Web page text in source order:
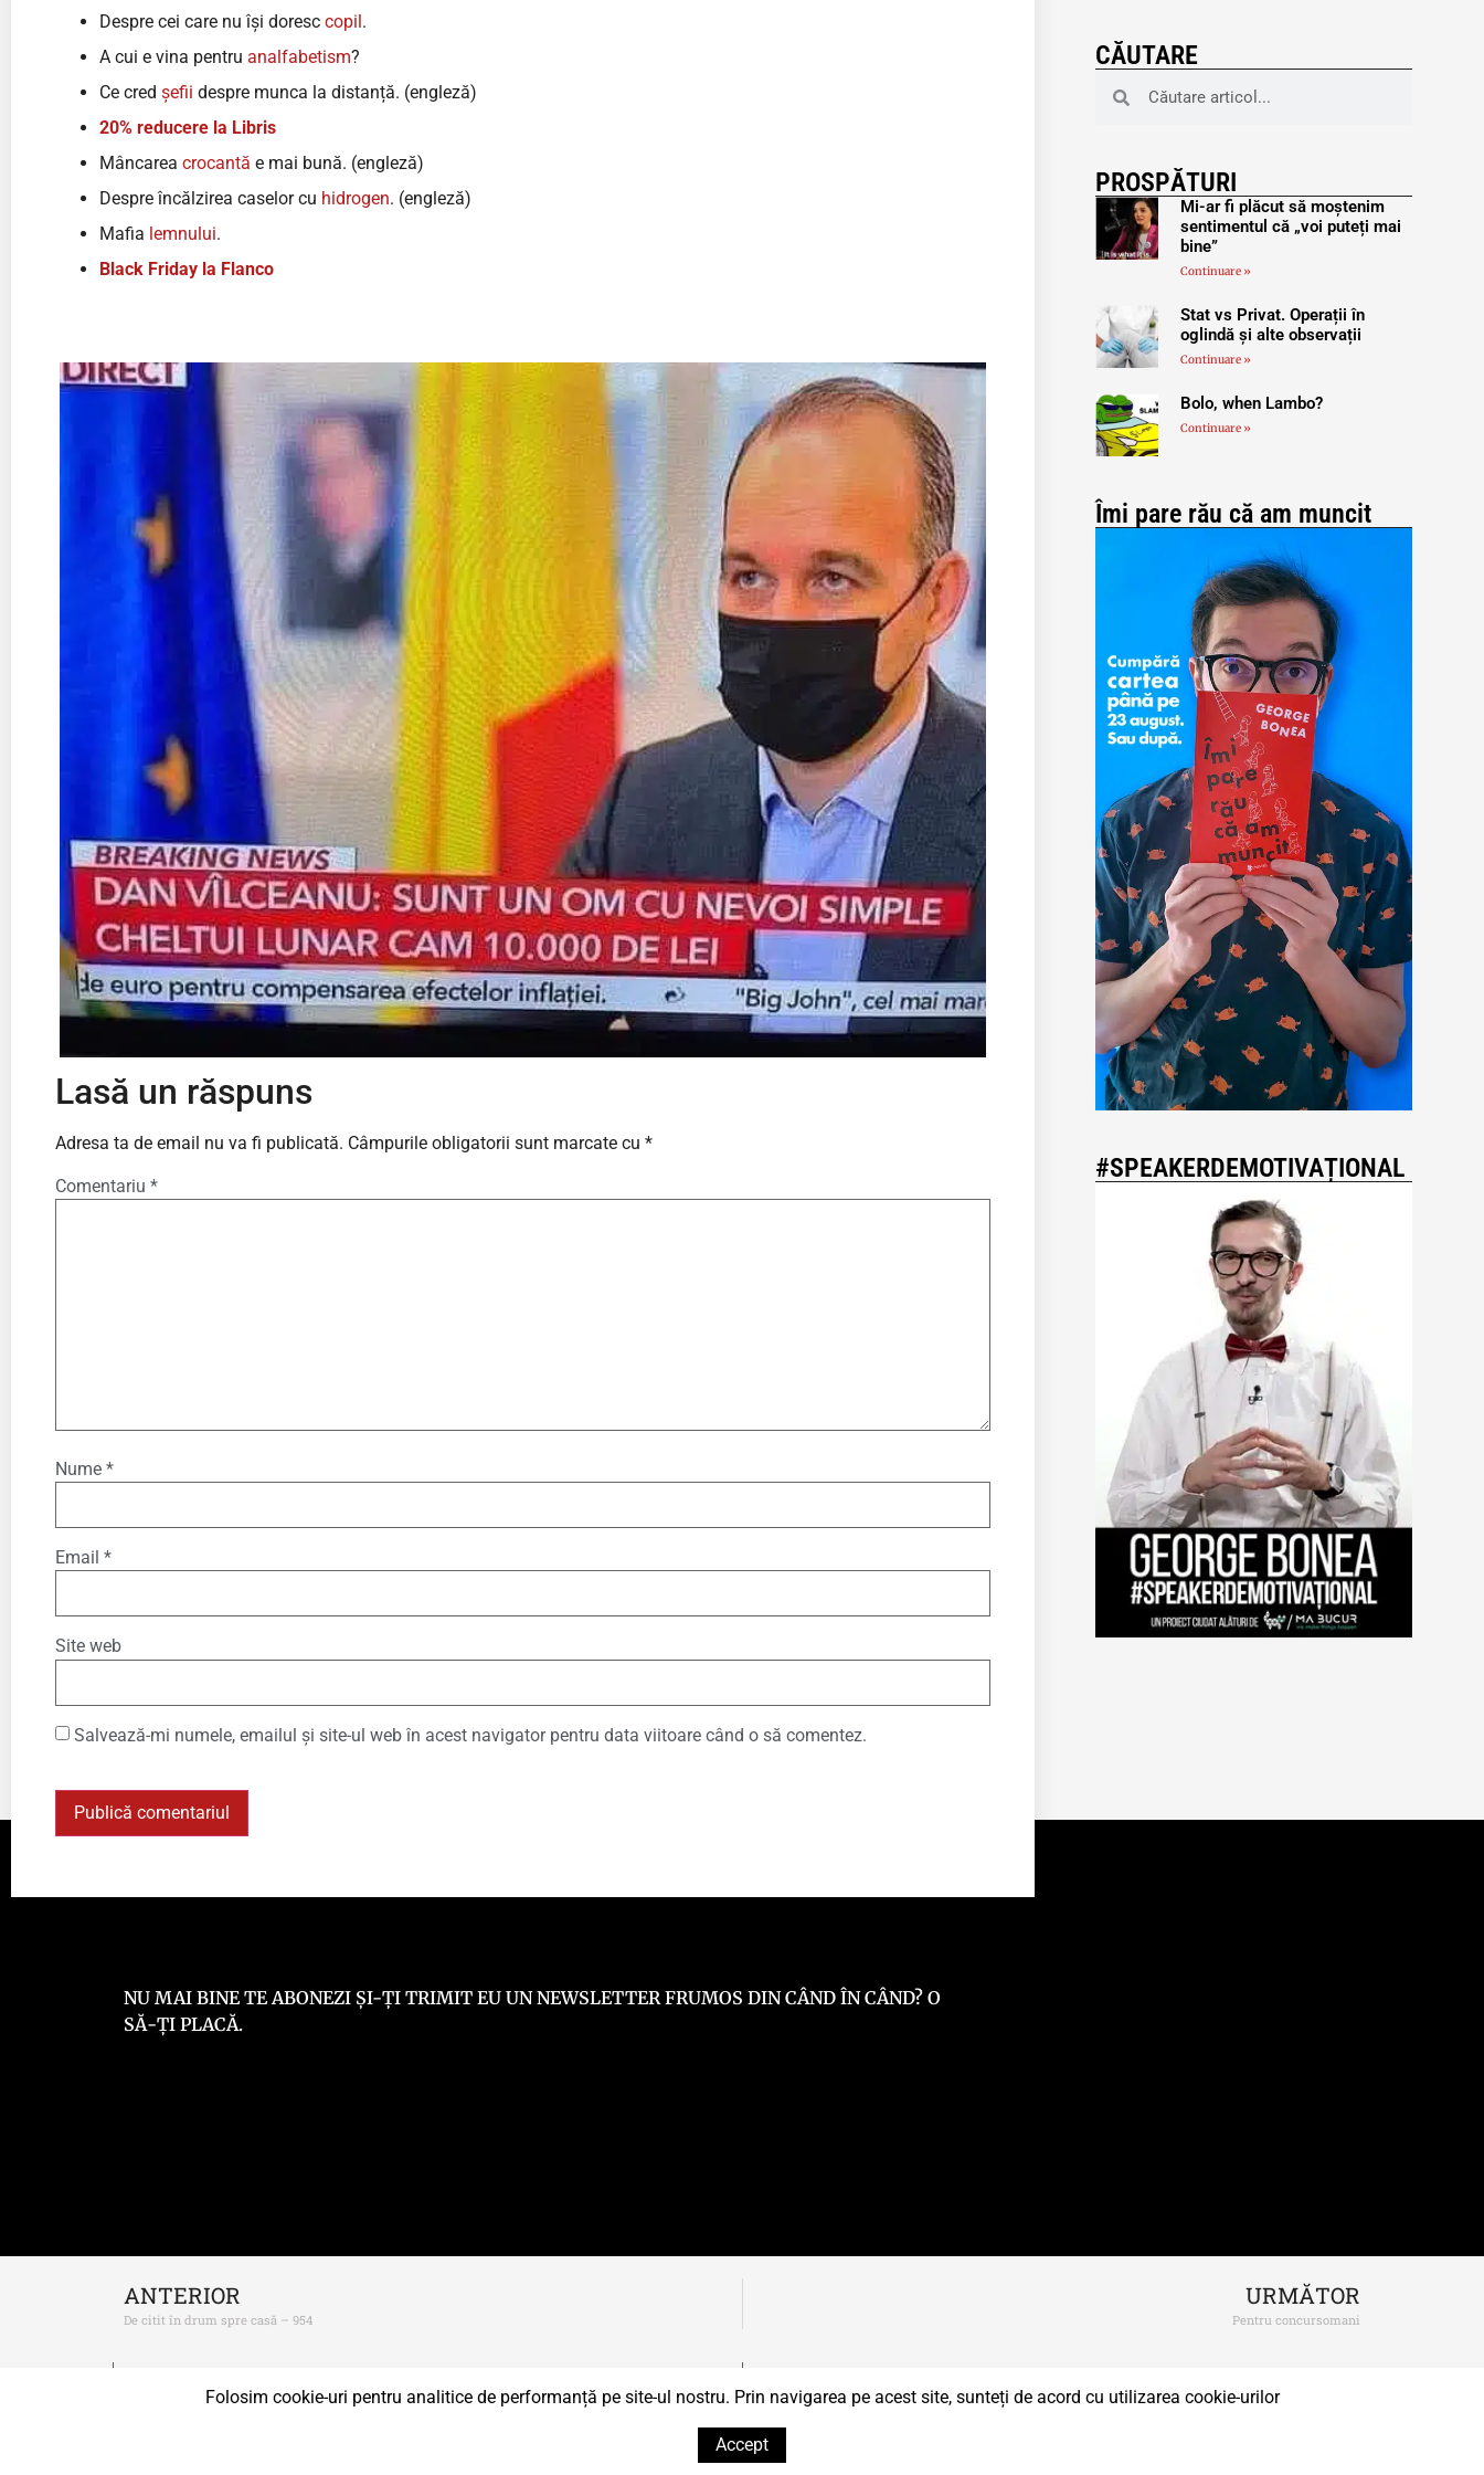
Despre cei care nu își doresc copil.
A cui e vina pentru analfabetism?
Ce cred șefii despre munca la distanță. (engleză)
20% reducere la Libris
Mâncarea crocantă e mai bună. (engleză)
Despre încălzirea caselor cu hidrogen. (engleză)
Mafia lemnului.
Black Friday la Flanco
Lasă un răspuns
Adresa ta de email nu va fi publicată. Câmpurile obligatorii sunt marcate cu *
Comentariu *
Nume *
Email *
Site web
Salvează-mi numele, emailul și site-ul web în acest navigator pentru data viitoare când o să comentez.
CĂUTARE
PROSPĂTURI
Mi-ar fi plăcut să moștenim
sentimentul că „voi puteți mai
bine”
Continuare »
Stat vs Privat. Operații în
oglindă și alte observații
Continuare »
Bolo, when Lambo?
Continuare »
Îmi pare rău că am muncit
#SPEAKERDEMOTIVAȚIONAL
NU MAI BINE TE ABONEZI ȘI-ȚI TRIMIT EU UN NEWSLETTER FRUMOS DIN CÂND ÎN CÂND? O
SĂ-ȚI PLACĂ.
ANTERIOR
De citit în drum spre casă – 954
URMĂTOR
Pentru concursomani
2026 Georgeisme.ro – Toate drepturile rezervate.
Folosim cookie-uri pentru analitice de performanță pe site-ul nostru. Prin navigarea pe acest site, sunteți de acord cu utilizarea cookie-urilor
Accept